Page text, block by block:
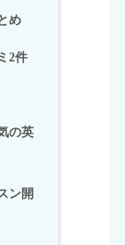
め
2件
の英
ン開